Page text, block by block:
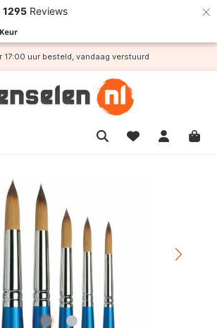
1295 Reviews ×
17:00 uur besteld, vandaag verstuurd